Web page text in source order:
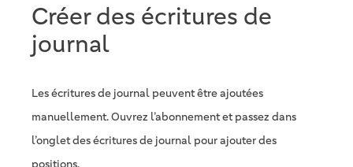
Créer des écritures de
journal
Les écritures de journal peuvent être ajoutées
manuellement. Ouvrez l’abonnement et passez dans
l’onglet des écritures de journal pour ajouter des
positions.